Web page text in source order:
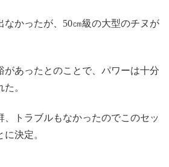
なかったが、50㎝級の大型のチヌが
があったとのことで、パワーは十分
。
、トラブルもなかったのでこのセッ
決定。